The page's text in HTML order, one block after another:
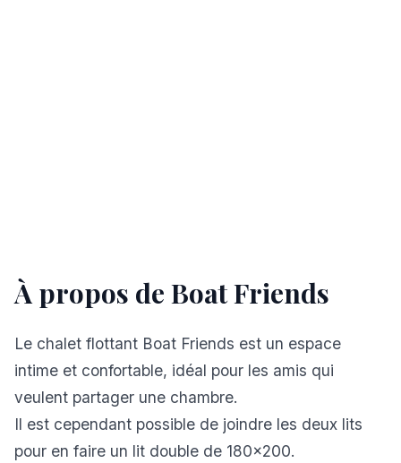
À propos de Boat Friends
Le chalet flottant Boat Friends est un espace
intime et confortable, idéal pour les amis qui
veulent partager une chambre.
Il est cependant possible de joindre les deux lits
pour en faire un lit double de 180x200.